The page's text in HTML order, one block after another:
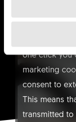
Here you
one click you
marketing
consent to
This means
transmitted